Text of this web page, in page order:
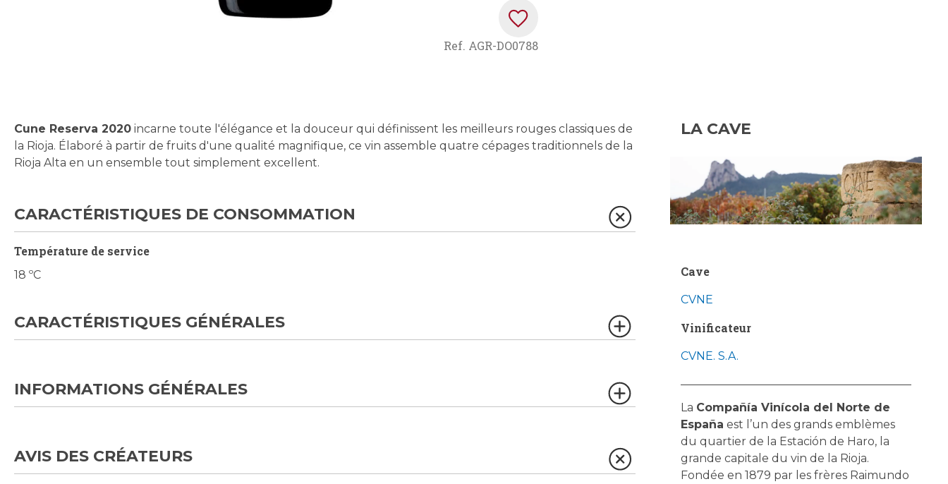
of
the
images
Ref. AGR-DO0788
Cune Reserva 2020 incarne toute l'élégance et la douceur qui définissent les meilleurs rouges classiques de
la Rioja. Élaboré à partir de fruits d'une qualité magnifique, ce vin assemble quatre cépages traditionnels de la
Rioja Alta en un ensemble tout simplement excellent.
CARACTÉRISTIQUES DE CONSOMMATION
Température de service
18 ºC
CARACTÉRISTIQUES GÉNÉRALES
INFORMATIONS GÉNÉRALES
AVIS DES CRÉATEURS
LA CAVE
Cave
CVNE
Vinificateur
CVNE. S.A.
La Compañía Vinícola del Norte de
España est l’un des grands emblèmes
du quartier de la Estación de Haro, la
grande capitale du vin de la Rioja.
Fondée en 1879 par les frères Raimundo